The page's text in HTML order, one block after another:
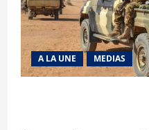
A LA UNE MEDIAS